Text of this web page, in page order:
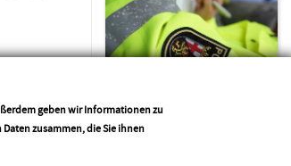
Sicherheitsgefühl der
Bürger lässt sich nicht in
geben wir Informationen zu
zusammen, die Sie ihnen